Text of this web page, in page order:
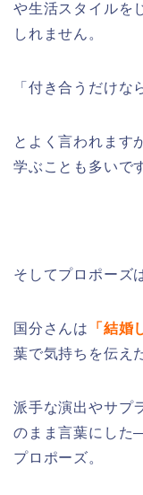
や生活スタイルを
しれません。
「付き合うだけな
とよく言われます
学ぶことも多いで
そしてプロポーズ
国分さんは 「結婚
葉で気持ちを伝え
派手な演出やサプ
のまま言葉にした
プロポーズ。